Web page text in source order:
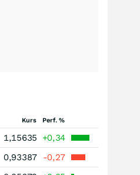
Kurs Perf. %
1,15635
+0,34
0,93387
-0,27